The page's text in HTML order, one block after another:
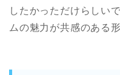
したかっただけらしい
ムの魅力が共感のある